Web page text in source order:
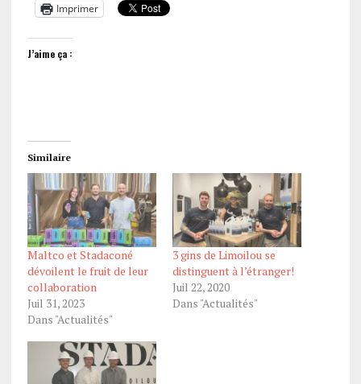
Imprimer
J’aime ça :
Similaire
Maltco et Stadaconé
dévoilent le fruit de leur
collaboration
Juil 31, 2023
Dans "Actualités"
3 gins de Limoilou se
distinguent à l’étranger!
Juil 22, 2020
Dans "Actualités"